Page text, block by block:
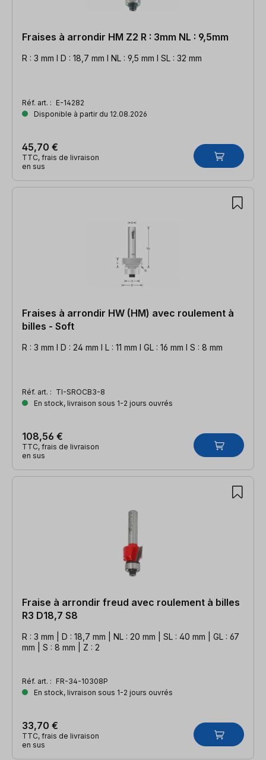
Fraises à arrondir HM Z2 R : 3mm NL : 9,5mm
R : 3 mm l D : 18,7 mm l NL : 9,5 mm l SL : 32 mm
Réf. art. : E-14282
Disponible à partir du 12.08.2026
45,70 €
TTC, frais de livraison
en sus
Fraises à arrondir HW (HM) avec roulement à
billes - Soft
R : 3 mm l D : 24 mm l L : 11 mm l GL : 16 mm l S : 8 mm
Réf. art. : TI-SROCB3-8
En stock, livraison sous 1-2 jours ouvrés
108,56 €
TTC, frais de livraison
en sus
Fraise à arrondir freud avec roulement à billes
R3 D18,7 S8
R : 3 mm | D : 18,7 mm | NL : 20 mm | SL : 40 mm | GL : 67
mm | S : 8 mm | Z : 2
Réf. art. : FR-34-10308P
En stock, livraison sous 1-2 jours ouvrés
33,70 €
TTC, frais de livraison
en sus